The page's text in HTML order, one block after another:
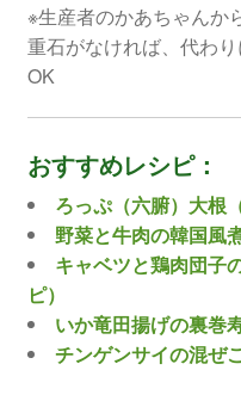
※生産者のかあちゃんか
重石がなければ、代わ
OK
おすすめレシピ：
ろっぷ（六腑）大根
野菜と牛肉の韓国風
キャベツと鶏肉団子
ピ）
いか竜田揚げの裏巻
チンゲンサイの混ぜ